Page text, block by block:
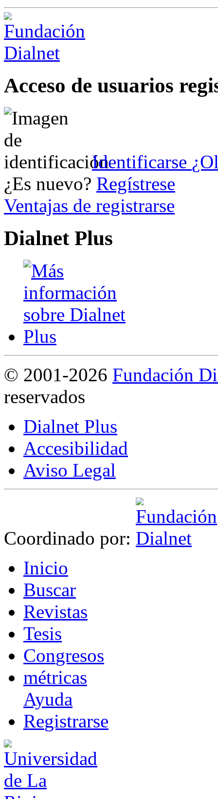
Acceso de usuarios
Identificarse
¿Es nuevo? Regístrese
Ventajas de registrarse
Dialnet Plus
© 2001-2026 Fundación
reservados
Dialnet Plus
Accesibilidad
Aviso Legal
Coordinado por:
Inicio
Buscar
Revistas
Tesis
Congresos
métricas
Ayuda
Registrarse